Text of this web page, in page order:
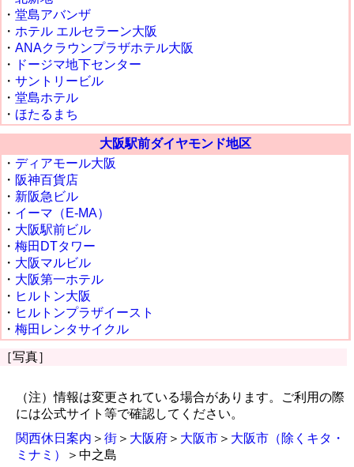
・ 堂島アバンザ
・ ホテル エルセラーン大阪
・ ANAクラウンプラザホテル大阪
・
ドージマ地下センター
・ サントリービル
・ 堂島ホテル
・ ほたるまち
大阪駅前ダイヤモンド地区
・ ディアモール大阪
・ 阪神百貨店
・ 新阪急ビル
・ イーマ（E-MA）
・ 大阪駅前ビル
・ 梅田DTタワー
・ 大阪マルビル
・ 大阪第一ホテル
・ ヒルトン大阪
・ ヒルトンプラザイースト
・ 梅田レンタサイクル
［写真］
（注）情報は変更されている場合があります。ご利用の際
には公式サイト等で確認してください。
関西休日案内 ＞ 街 ＞ 大阪府 ＞ 大阪市 ＞ 大阪市（除くキタ・
ミナミ）
＞中之島